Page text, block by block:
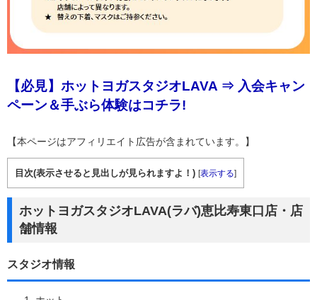
【必見】ホットヨガスタジオLAVA ⇒ 入会キャン
ペーン＆手ぶら体験はコチラ!
【本ページはアフィリエイト広告が含まれています。】
目次(表示させると見出しが見られますよ！) [表示する]
ホットヨガスタジオLAVA(ラバ)恵比寿東口店・店
舗情報
スタジオ情報